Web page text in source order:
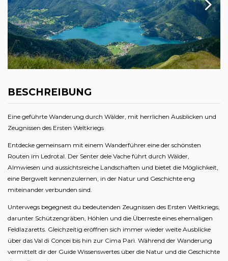
BESCHREIBUNG
Eine geführte Wanderung durch Wälder, mit herrlichen Ausblicken und
Zeugnissen des Ersten Weltkriegs
Entdecke gemeinsam mit einem Wanderführer eine der schönsten
Routen im Ledrotal. Der Senter dele Vache führt durch Wälder,
Almwiesen und aussichtsreiche Landschaften und bietet die Möglichkeit,
eine Bergwelt kennenzulernen, in der Natur und Geschichte eng
miteinander verbunden sind.
Unterwegs begegnest du bedeutenden Zeugnissen des Ersten Weltkriegs,
darunter Schützengräben, Höhlen und die Überreste eines ehemaligen
Feldlazaretts. Gleichzeitig eröffnen sich immer wieder weite Ausblicke
über das Val di Concei bis hin zur Cima Parì. Während der Wanderung
vermittelt dir der Guide Wissenswertes über die Natur und die Geschichte